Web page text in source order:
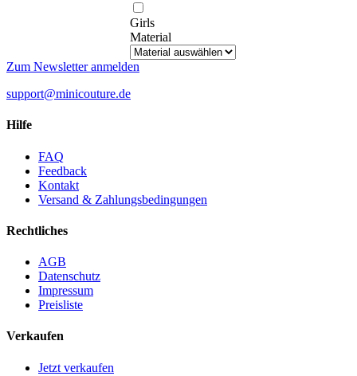
Girls
Material
Zum Newsletter anmelden
support@minicouture.de
Hilfe
FAQ
Feedback
Kontakt
Versand & Zahlungsbedingungen
Rechtliches
AGB
Datenschutz
Impressum
Preisliste
Verkaufen
Jetzt verkaufen